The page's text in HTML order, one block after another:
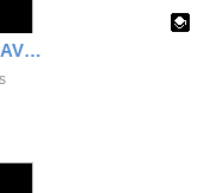
FOTOS FESTIVAL DE PRIMAVERA 2026 - 3 -